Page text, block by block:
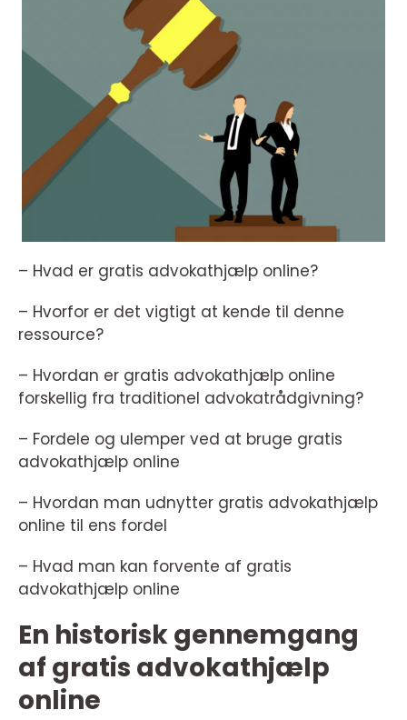
– Hvad er gratis advokathjælp online?
– Hvorfor er det vigtigt at kende til denne
ressource?
– Hvordan er gratis advokathjælp online
forskellig fra traditionel advokatrådgivning?
– Fordele og ulemper ved at bruge gratis
advokathjælp online
– Hvordan man udnytter gratis advokathjælp
online til ens fordel
– Hvad man kan forvente af gratis
advokathjælp online
En historisk gennemgang
af gratis advokathjælp
online